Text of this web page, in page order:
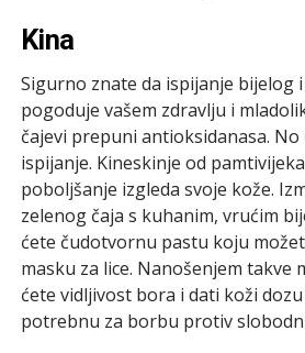
Kina
Sigurno znate da ispijanje bijelog
pogoduje vašem zdravlju i
čajevi prepuni antioksidanasa. No
ispijanje. Kineskinje od
poboljšanje izgleda svoje kože.
zelenog čaja s kuhanim, vrućim
ćete čudotvornu pastu koju
masku za lice. Nanošenjem takve
ćete vidljivost bora i dati koži
potrebnu za borbu protiv